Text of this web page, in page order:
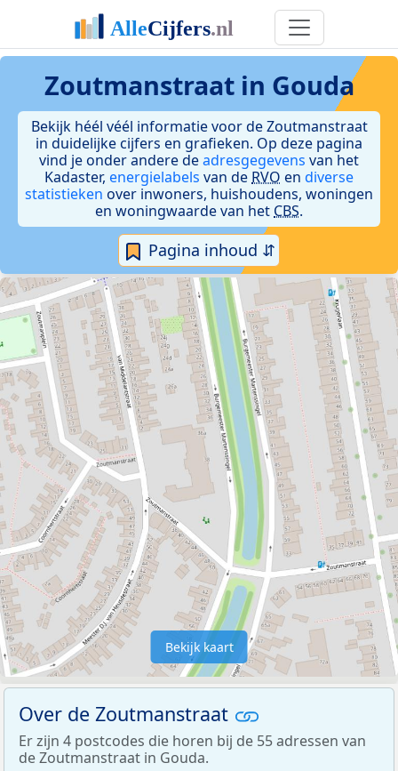
Zoutmanstraat in Gouda
Bekijk héél véél informatie voor de Zoutmanstraat
in duidelijke cijfers en grafieken. Op deze pagina
vind je onder andere deadresgegevens van het
Kadaster, energielabels van de RVO en diverse
statistieken over inwoners, huishoudens, woningen
en woningwaarde van het CBS.
Pagina inhoud ⇵
Bekijk kaart
Over de Zoutmanstraat
Er zijn 4 postcodes die horen bij de 55 adressen van
de Zoutmanstraat in Gouda.